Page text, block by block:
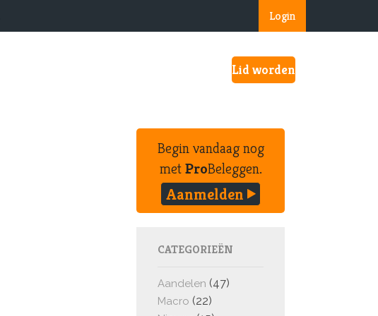
Login
Lid worden
Begin vandaag nog
metProBeleggen.
Aanmelden
CATEGORIEËN
Aandelen (47)
Macro (22)